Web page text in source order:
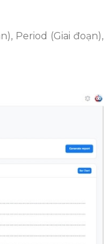
Period (Giai đoạn),